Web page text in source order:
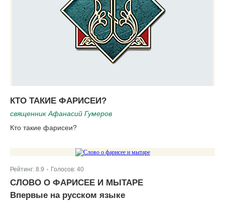
КТО ТАКИЕ ФАРИСЕИ?
священник Афанасий Гумеров
Кто такие фарисеи?
Рейтинг: 8.9 Голосов: 40
СЛОВО О ФАРИСЕЕ И МЫТАРЕ
Впервые на русском языке